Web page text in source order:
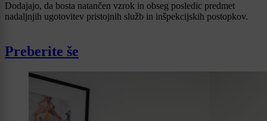
Dodajajo, da bosta natančen vzrok in obseg posledic predmet
nadaljnjih ugotovitev pristojnih služb in inšpekcijskih postopkov.
Preberite še